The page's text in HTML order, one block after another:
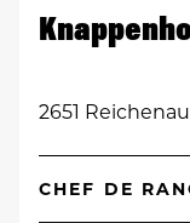
2651
CHEF DE